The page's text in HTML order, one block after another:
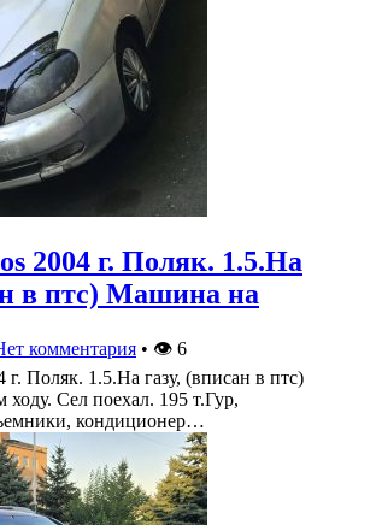
2004 г. Поляк. 1.5.На
в птс) Машина на
комментария • 👁 6
г. Поляк. 1.5.На газу, (вписан в птс)
Сел поехал. 195 т.Гур,
кондиционер…